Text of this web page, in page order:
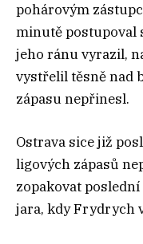
pohárovým
minutě postupoval
jeho ránu vyrazil,
vystřelil těsně nad
zápasu nepřinesl.
Ostrava sice již
ligových zápasů
zopakovat
jara, kdy Frydrych